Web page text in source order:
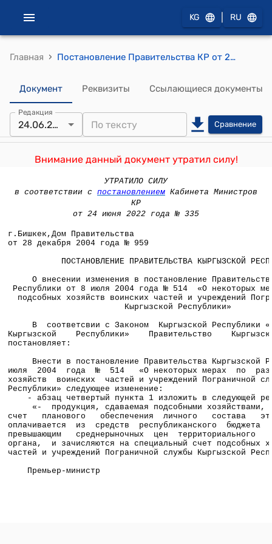
KG RU
Главная › Постановление Правительства КР от 28 декабря 2004года № 959 "О внесении изменения в постановление Правительства Кыргызской Республики от 8 июля 2004 года № 514 "О некоторых мерах по развитию подсобных хозяйств воинских частей и учреждений Пограничной службы Кыргызской Республики"
Документ Реквизиты Ссылающиеся документы
Редакция
24.06.2022 Сравнение
Внимание данный документ утратил силу!